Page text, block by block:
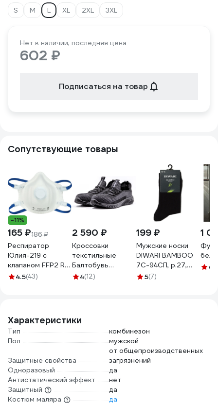
S
M L XL 2XL 3XL
Нет в наличии, последняя цена
602 ₽
Подписаться на товар
Сопутствующие товары
-11%
165 ₽186 ₽
Респиратор
Юлия-219 с
клапаном FFP2 RD
Респираторный
4.5(43)
2 590 ₽
Кроссовки
текстильные
Балтобувь
Sportex c
4(12)
199 ₽
Мужские носки
DIWARI BAMBOO
7С-94СП, р.27,
000 черный
5(7)
1
4
Характеристики
Тип
комбинезон
Пол
мужской
Защитные свойства
от общепроизводственных
загрязнений
Одноразовый
да
Антистатический эффект
нет
Защитный
да
Костюм маляра
да